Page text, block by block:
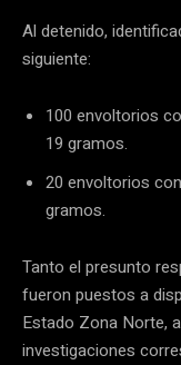
Al detenido,
siguiente:
100 envoltorios
19 gramos.
20 envoltorios
gramos.
Tanto el presunto
fueron puestos a
Estado Zona Norte,
investigaciones